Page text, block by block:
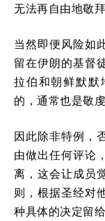
无法再自由地敬
当然即便风险如
留在伊朗的基督
拉伯和朝鲜默默
的，通常也是敬虔
因此除非特例，
由做出任何评论
离，这会让成员
则，根据圣经对
种具体的决定留